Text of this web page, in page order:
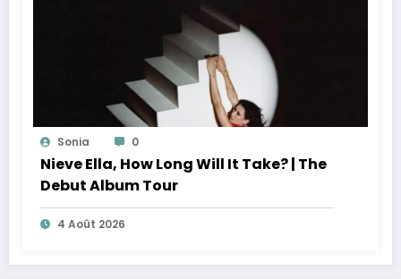
Sonia 0
Nieve Ella, How Long Will It Take? | The
Debut Album Tour
4 Août 2026